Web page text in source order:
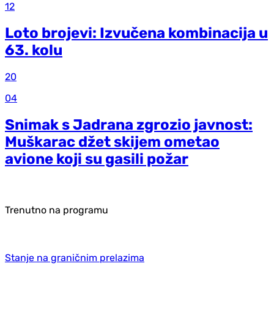
12
Loto brojevi: Izvučena kombinacija u
63. kolu
20
04
Snimak s Jadrana zgrozio javnost:
Muškarac džet skijem ometao
avione koji su gasili požar
Trenutno na programu
Stanje na graničnim prelazima